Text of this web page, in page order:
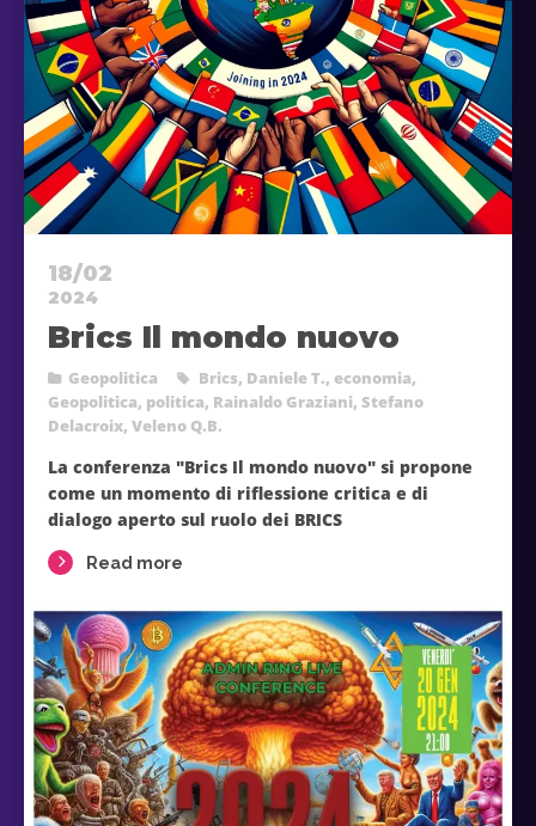
18/02
2024
Brics Il mondo nuovo
Geopolitica Brics, Daniele T., economia,
Geopolitica, politica, Rainaldo Graziani, Stefano
Delacroix, Veleno Q.B.
La conferenza "Brics Il mondo nuovo" si propone
come un momento di riflessione critica e di
dialogo aperto sul ruolo dei BRICS
Read more